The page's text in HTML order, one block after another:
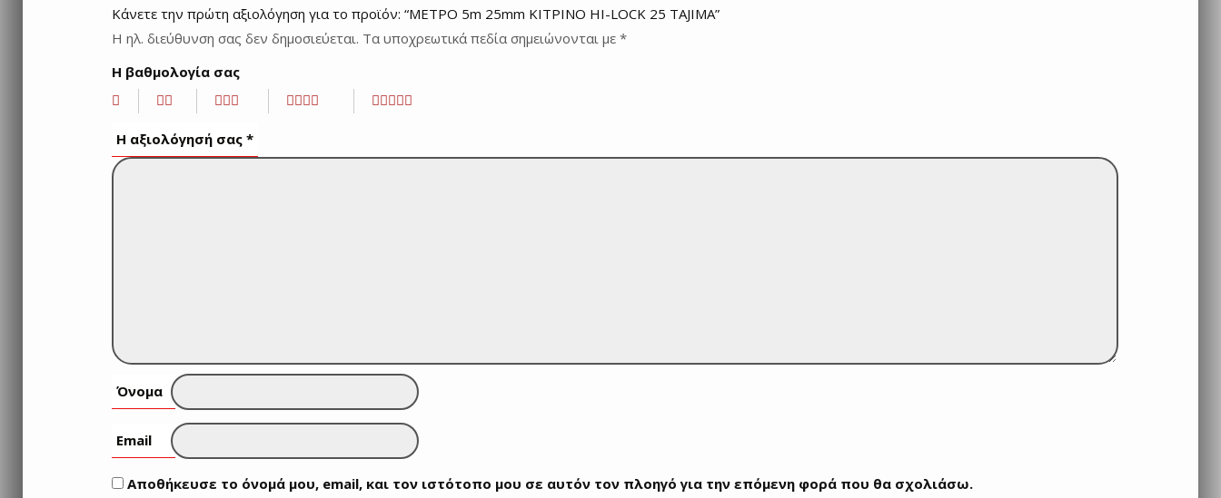
Κάνετε την πρώτη αξιολόγηση για το προϊόν: “MΕΤΡΟ 5m 25mm ΚΙΤΡΙΝΟ HI-LOCK 25 TAJIMA”
Η ηλ. διεύθυνση σας δεν δημοσιεύεται. Τα υποχρεωτικά πεδία σημειώνονται με *
Η βαθμολογία σας
Η αξιολόγησή σας *
Όνομα
Email
Αποθήκευσε το όνομά μου, email, και τον ιστότοπο μου σε αυτόν τον πλοηγό για την επόμενη φορά που θα σχολιάσω.